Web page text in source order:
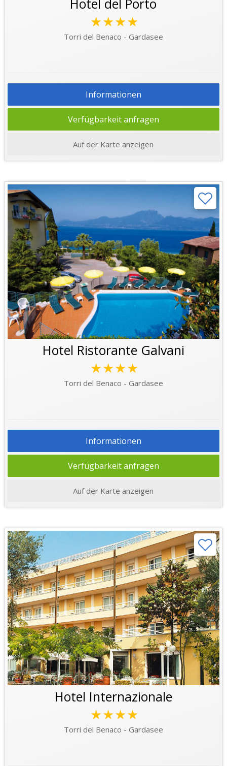
Hotel del Porto
★★★★
Torri del Benaco - Gardasee
Informationen
Verfügbarkeit anfragen
Auf der Karte anzeigen
Hotel Ristorante Galvani
★★★★
Torri del Benaco - Gardasee
Informationen
Verfügbarkeit anfragen
Auf der Karte anzeigen
Hotel Internazionale
★★★★
Torri del Benaco - Gardasee